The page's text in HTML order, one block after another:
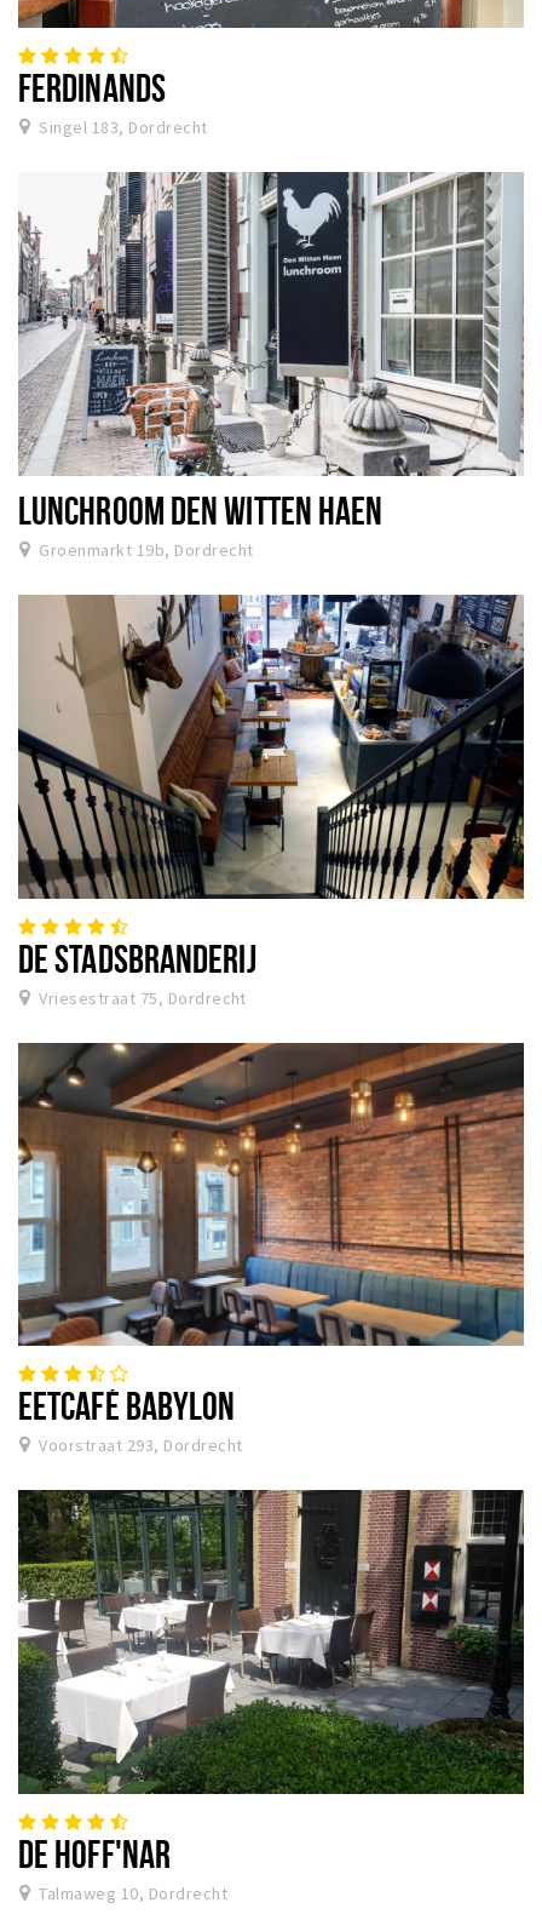
FERDINANDS
Singel 183, Dordrecht
LUNCHROOM DEN WITTEN HAEN
Groenmarkt 19b, Dordrecht
DE STADSBRANDERIJ
Vriesestraat 75, Dordrecht
EETCAFÉ BABYLON
Voorstraat 293, Dordrecht
DE HOFF'NAR
Talmaweg 10, Dordrecht